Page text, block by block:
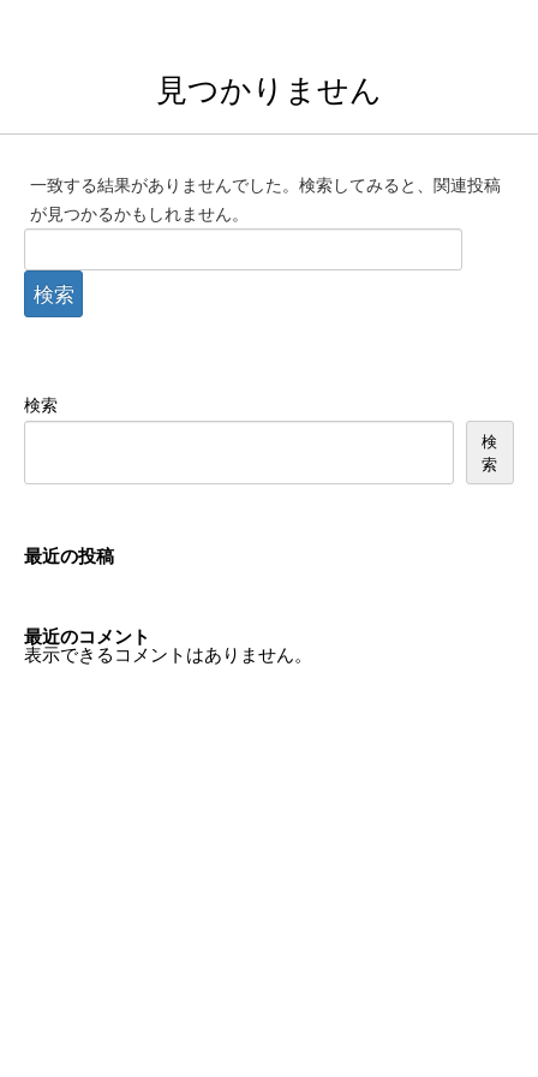
見つかりません
一致する結果がありませんでした。検索してみると、関連投稿
が見つかるかもしれません。
検
検索
検
索
最近の投稿
最近のコメント
表示できるコメントはありません。